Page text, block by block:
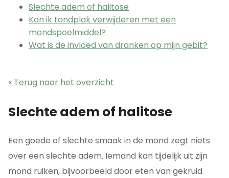
Slechte adem of halitose
Kan ik tandplak verwijderen met een
mondspoelmiddel?
Wat is de invloed van dranken op mijn gebit?
« Terug naar het overzicht
Slechte adem of halitose
Een goede of slechte smaak in de mond zegt niets
over een slechte adem. Iemand kan tijdelijk uit zijn
mond ruiken, bijvoorbeeld door eten van gekruid